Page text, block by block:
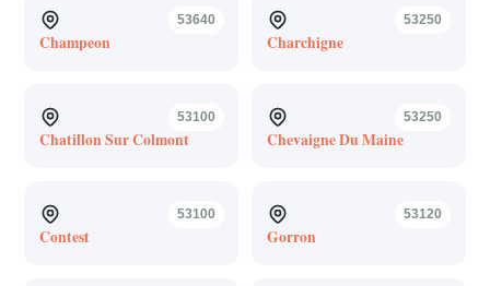
53640
Champeon
53250
Charchigne
53100
Chatillon Sur Colmont
53250
Chevaigne Du Maine
53100
Contest
53120
Gorron